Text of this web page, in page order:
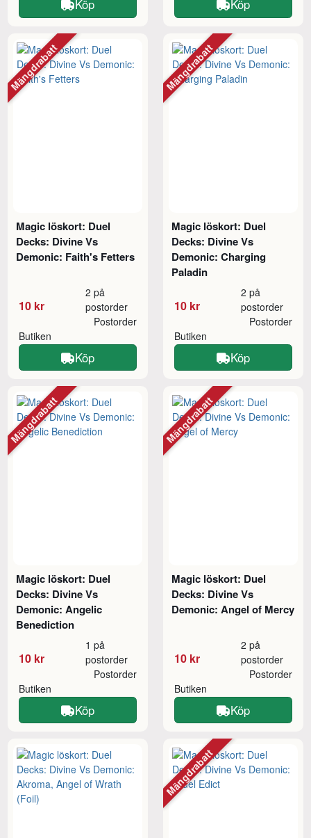
Köp Köp
Magic löskort: Duel
Decks: Divine Vs
Demonic: Faith's Fetters
10 kr
2 på
postorder
Butiken
Postorder
Köp
Mängdrabatt
Magic löskort: Duel
Decks: Divine Vs
Demonic: Charging
Paladin
10 kr
2 på
postorder
Butiken
Postorder
Köp
Mängdrabatt
Magic löskort: Duel
Decks: Divine Vs
Demonic: Angelic
Benediction
10 kr
1 på
postorder
Butiken
Postorder
Köp
Mängdrabatt
Magic löskort: Duel
Decks: Divine Vs
Demonic: Angel of Mercy
10 kr
2 på
postorder
Butiken
Postorder
Köp
Mängdrabatt
Mängdrabatt